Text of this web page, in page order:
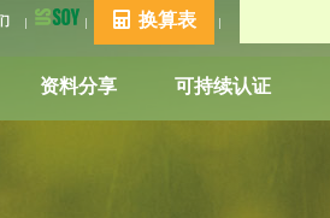
换算表
资料分享 可持续认证